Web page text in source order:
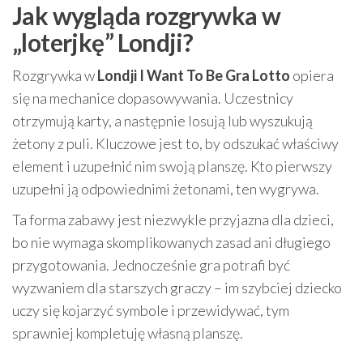
Jak wygląda rozgrywka w
„loterjkę” Londji?
Rozgrywka wLondji I Want To Be Gra Lotto opiera
się na mechanice dopasowywania. Uczestnicy
otrzymują karty, a następnie losują lub wyszukują
żetony z puli. Kluczowe jest to, by odszukać właściwy
element i uzupełnić nim swoją planszę. Kto pierwszy
uzupełni ją odpowiednimi żetonami, ten wygrywa.
Ta forma zabawy jest niezwykle przyjazna dla dzieci,
bo nie wymaga skomplikowanych zasad ani długiego
przygotowania. Jednocześnie gra potrafi być
wyzwaniem dla starszych graczy – im szybciej dziecko
uczy się kojarzyć symbole i przewidywać, tym
sprawniej kompletuję własną planszę.